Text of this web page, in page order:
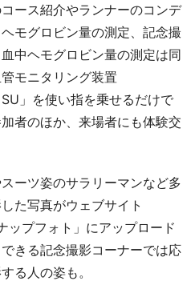
ース紹介やランナーのコンデ
モグロビン量の測定、記念撮
中ヘモグロビン量の測定は同
モニタリング装置
」を使い指を乗せるだけで
者のほか、来場者にも体験交
ーツ姿のサラリーマンなど多
た写真がウェブサイト
ップフォト」にアップロード
きる記念撮影コーナーでは応
る人の姿も。